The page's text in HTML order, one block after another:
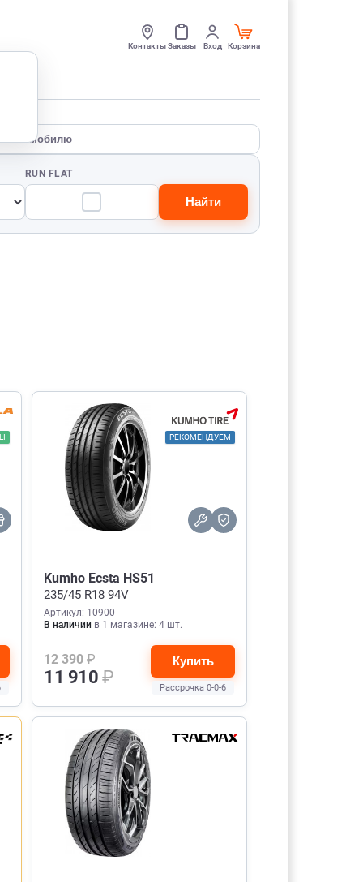
КонтактыЗаказы Вход Корзина
автомобилю
RUN FLAT
Найти
РЕКОМЕНДУЕМ
Kumho Ecsta HS51
235/45 R18 94V
Артикул: 10900
В наличии в 1 магазине: 4 шт.
12 390₽
11 910 ₽
Купить
Рассрочка 0-0-6